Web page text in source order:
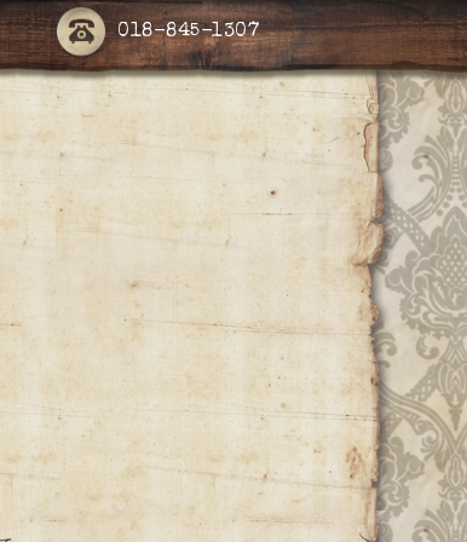
018-845-1307